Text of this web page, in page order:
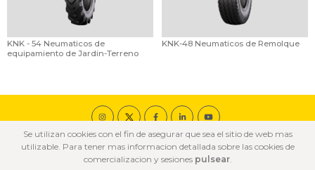
KNK - 54 Neumaticos de
equipamiento de Jardin-Terreno
KNK-48 Neumaticos de Remolque
© 2020 ÖZKA Todos los derechos reservados
POLÍTICA DE PRIVACIDAD
Se utilizan cookies con el fin de asegurar que sea el sitio de web mas
utilizable. Para tener mas informacion detallada sobre las cookies de
comercializacion y sesiones pulsear.